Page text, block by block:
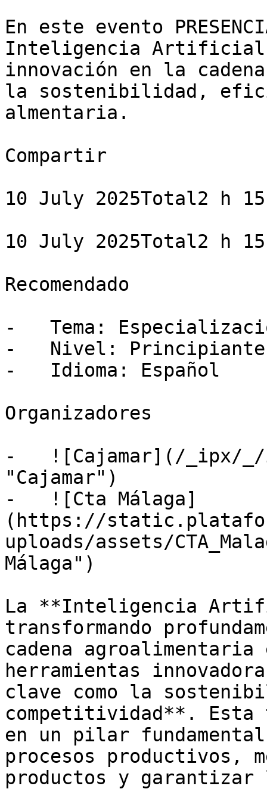
En este evento
Inteligencia Artificial
innovación en la
la sostenibilidad,
almentaria.
Compartir
10 July 2025Total2 h
10 July 2025Total2 h
Recomendado
-   Tema:
-   Nivel: Principiante
-   Idioma: Español
Organizadores
-   ![Cajamar](/_ipx/_/
"Cajamar")
-   ![Cta Málaga]
(https://
uploads/assets/
Málaga")
La **Inteligencia
transformando
cadena
herramientas
clave como la
competitividad**. Esta
en un pilar
procesos productivos,
productos y